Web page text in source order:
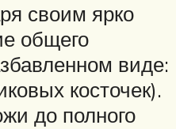
своим ярко
общего
виде:
косточек).
до полного